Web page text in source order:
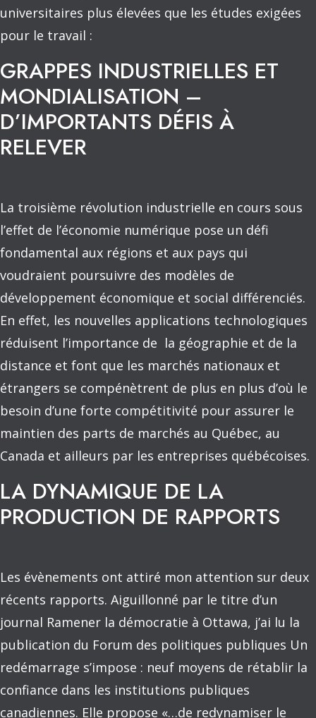
universitaires plus élevées que les études exigées
pour le travail :
GRAPPES INDUSTRIELLES ET
MONDIALISATION –
D’IMPORTANTS DÉFIS À
RELEVER
La troisième révolution industrielle en cours sous
l’effet de l’économie numérique pose un défi
fondamental aux régions et aux pays qui
voudraient poursuivre des modèles de
développement économique et social différenciés.
En effet, les nouvelles applications technologiques
réduisent l’importance de la géographie et de la
distance et font que les marchés nationaux et
étrangers se compénètrent de plus en plus d’où le
besoin d’une forte compétitivité pour assurer le
maintien des parts de marchés au Québec, au
Canada et ailleurs par les entreprises québécoises.
LA DYNAMIQUE DE LA
PRODUCTION DE RAPPORTS
Les évènements ont attiré mon attention sur deux
récents rapports. Aiguillonné par le titre d’un
journal Ramener la démocratie à Ottawa, j’ai lu la
publication du Forum des politiques publiques Un
redémarrage s’impose : neuf moyens de rétablir la
confiance dans les institutions publiques
canadiennes. Elle propose «…de redynamiser le